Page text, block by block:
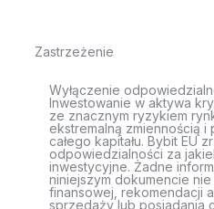
Zastrzeżenie
Wyłączenie
Inwestowanie w aktywa
ze znacznym ryzykiem
ekstremalną zmiennością i
całego kapitału. Bybit EU
odpowiedzialności za
inwestycyjne. Żadne
niniejszym dokumencie
finansowej, rekomendacji
sprzedaży lub posiadania